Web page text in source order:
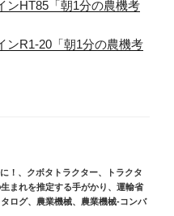
ンHT85「朝1分の農機考
ンR1-20「朝1分の農機考
！ 、 クボタトラクター、
トラクタ
まれを推定する手がかり、運輸省
ログ、 農業機械、
農業機械-コンバ